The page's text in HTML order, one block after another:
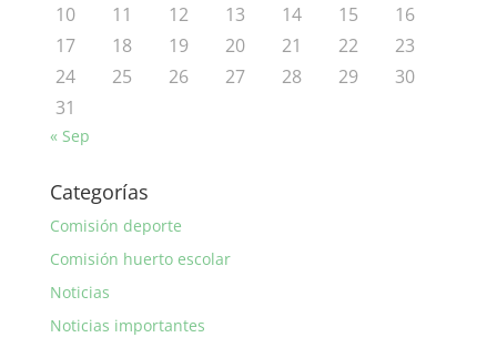
10
11 12 13 14 15
16
17
18 19 20 21 22
23
24
25 26 27 28 29
30
31
« Sep
Categorías
Comisión deporte
Comisión huerto escolar
Noticias
Noticias importantes